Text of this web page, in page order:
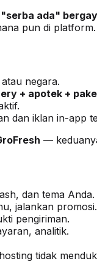
ada"
pun di platform.
negara.
+ apotek +
dan iklan in-app
—
dan tema Anda.
jalankan promosi.
pengiriman.
analitik.
tidak